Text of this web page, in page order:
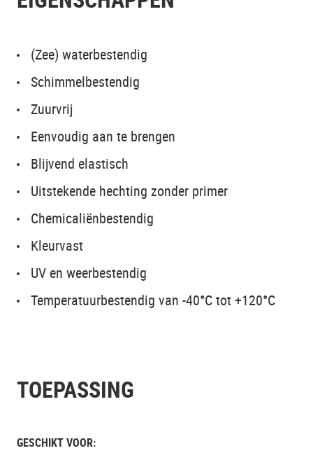
(Zee) waterbestendig
Schimmelbestendig
Zuurvrij
Eenvoudig aan te brengen
Blijvend elastisch
Uitstekende hechting zonder primer
Chemicaliënbestendig
Kleurvast
UV en weerbestendig
Temperatuurbestendig van -40°C tot +120°C
TOEPASSING
GESCHIKT VOOR: